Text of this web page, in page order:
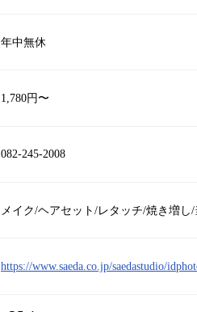
年中無休
1,780円〜
082-245-2008
メイク/ヘアセット/レタッチ/焼き増
https://www.saeda.co.jp/saedastudio/